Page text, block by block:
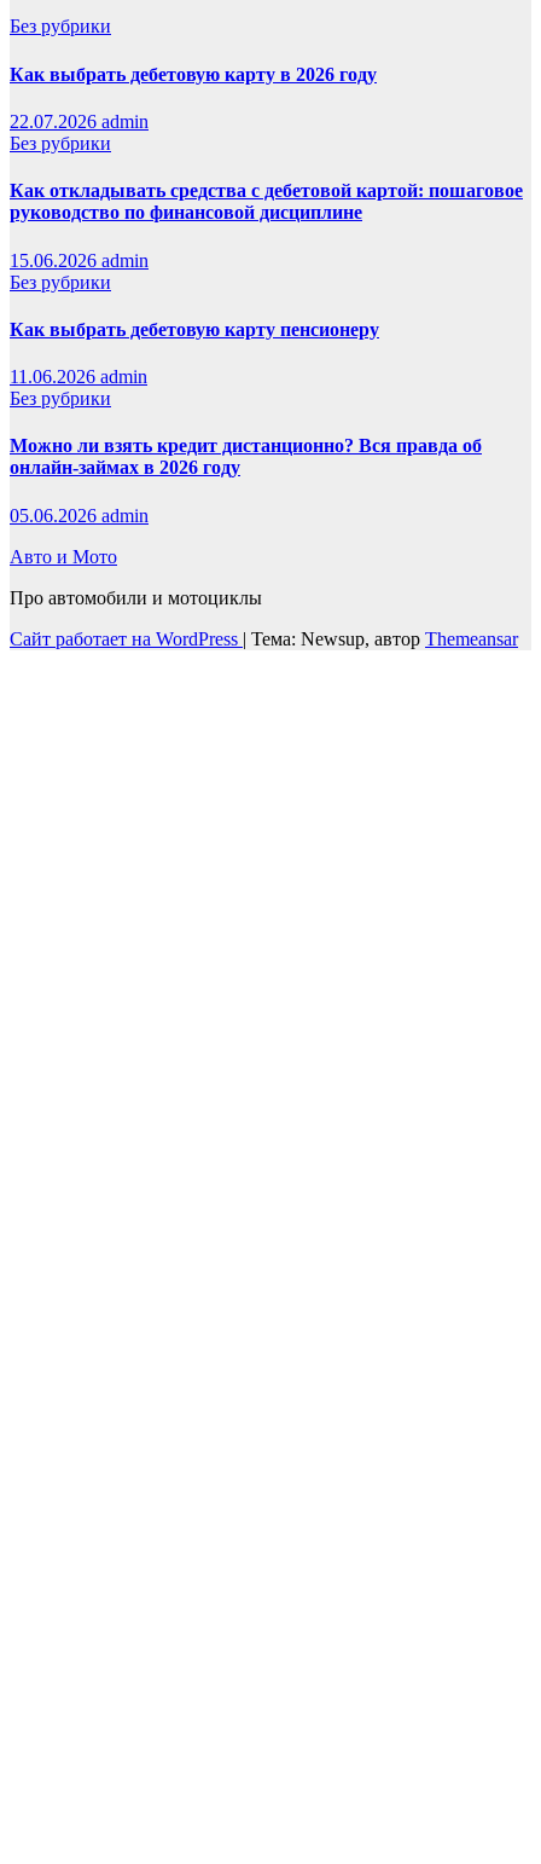
Без рубрики
Как выбрать дебетовую карту в 2026 году
22.07.2026 admin
Без рубрики
Как откладывать средства с дебетовой картой: пошаговое
руководство по финансовой дисциплине
15.06.2026 admin
Без рубрики
Как выбрать дебетовую карту пенсионеру
11.06.2026 admin
Без рубрики
Можно ли взять кредит дистанционно? Вся правда об
онлайн-займах в 2026 году
05.06.2026 admin
Авто и Мото
Про автомобили и мотоциклы
Сайт работает на WordPress | Тема: Newsup, автор Themeansar